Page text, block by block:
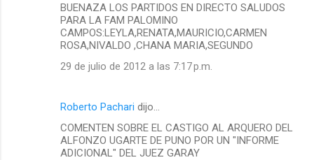
BUENAZA LOS PARTIDOS EN DIRECTO SALUDOS
PARA LA FAM PALOMINO
CAMPOS:LEYLA,RENATA,MAURICIO,CARMEN
ROSA,NIVALDO ,CHANA MARIA,SEGUNDO
29 de julio de 2012 a las 7:17 p.m.
Roberto Pachari dijo…
COMENTEN SOBRE EL CASTIGO AL ARQUERO DEL
ALFONZO UGARTE DE PUNO POR UN "INFORME
ADICIONAL" DEL JUEZ GARAY